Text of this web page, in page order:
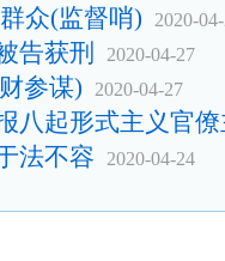
众(监督哨) 2020-
告获刑 2020-04-27
参谋) 2020-04-27
八起形式主义官
法不容 2020-04-24